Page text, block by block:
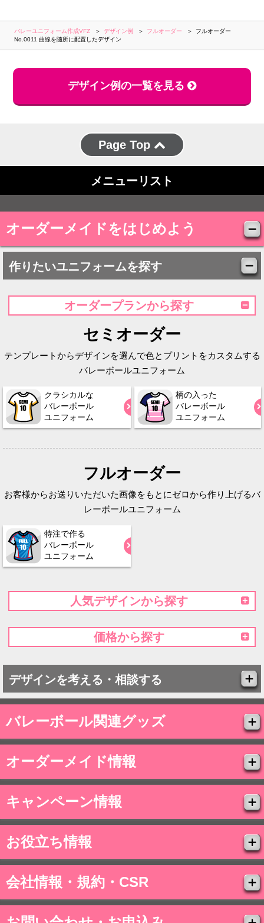
バレーユニフォーム作成VFZ デザイン例 フルオーダー
フルオーダー
No.0011 曲線を随所に配置したデザイン
デザイン例の一覧を見る
Page Top
メニューリスト
オーダーメイドをはじめよう
作りたいユニフォームを探す
オーダープランから探す
セミオーダー
テンプレートからデザインを選んで色とプリントをカスタムする
バレーボールユニフォーム
クラシカルな
バレーボール
ユニフォーム
柄の入った
バレーボール
ユニフォーム
フルオーダー
お客様からお送りいただいた画像をもとにゼロから作り上げるバ
レーボールユニフォーム
特注で作る
バレーボール
ユニフォーム
人気デザインから探す
価格から探す
デザインを考える・相談する
バレーボール関連グッズ
オーダーメイド情報
キャンペーン情報
お役立ち情報
会社情報・規約・CSR